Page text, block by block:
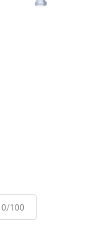
0/100